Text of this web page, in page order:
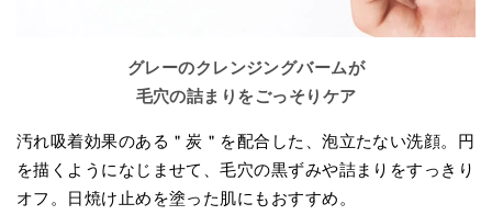
グレーのクレンジングバームが
毛穴の詰まりをごっそりケア
汚れ吸着効果のある＂炭＂を配合した、泡立たない洗顔。円
を描くようになじませて、毛穴の黒ずみや詰まりをすっきり
オフ。日焼け止めを塗った肌にもおすすめ。